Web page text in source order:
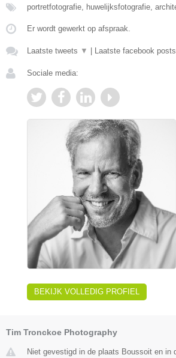
portretfotografie, huwelijksfotografie,
Er wordt gewerkt op afspraak.
Laatste tweets ▼ Laatste facebook posts
Sociale media:
BEKIJK VOLLEDIG PROFIEL
Tim Tronckoe Photography
Niet gevestigd in de plaats Boussoit en in